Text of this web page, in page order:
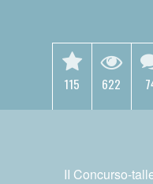
115 622
II Concurso-